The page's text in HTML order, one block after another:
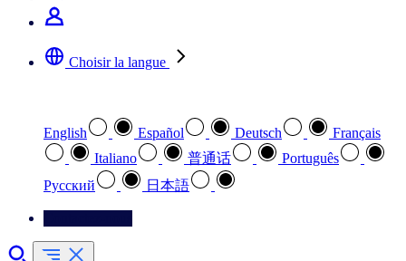
Choisir la langue
English Español Deutsch
Français
Italiano
普通话
Português
Pусский
日本語